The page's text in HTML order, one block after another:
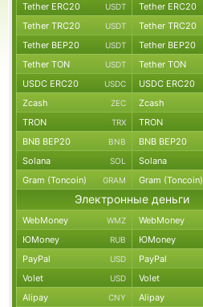
Tether ERC20 USDT Tether ERC20
Tether TRC20 USDT Tether TRC20
Tether BEP20 USDT Tether BEP20
Tether TON USDT Tether TON
USDC ERC20 USDC USDC ERC20
Zcash ZEC Zcash
TRON TRX TRON
BNB BEP20 BNB BNB BEP20
Solana SOL Solana
Gram (Toncoin) GRAM Gram (Toncoin)
Электронные деньги
WebMoney WMZ WebMoney
ЮMoney RUB ЮMoney
PayPal USD PayPal
Volet USD Volet
Alipay CNY Alipay